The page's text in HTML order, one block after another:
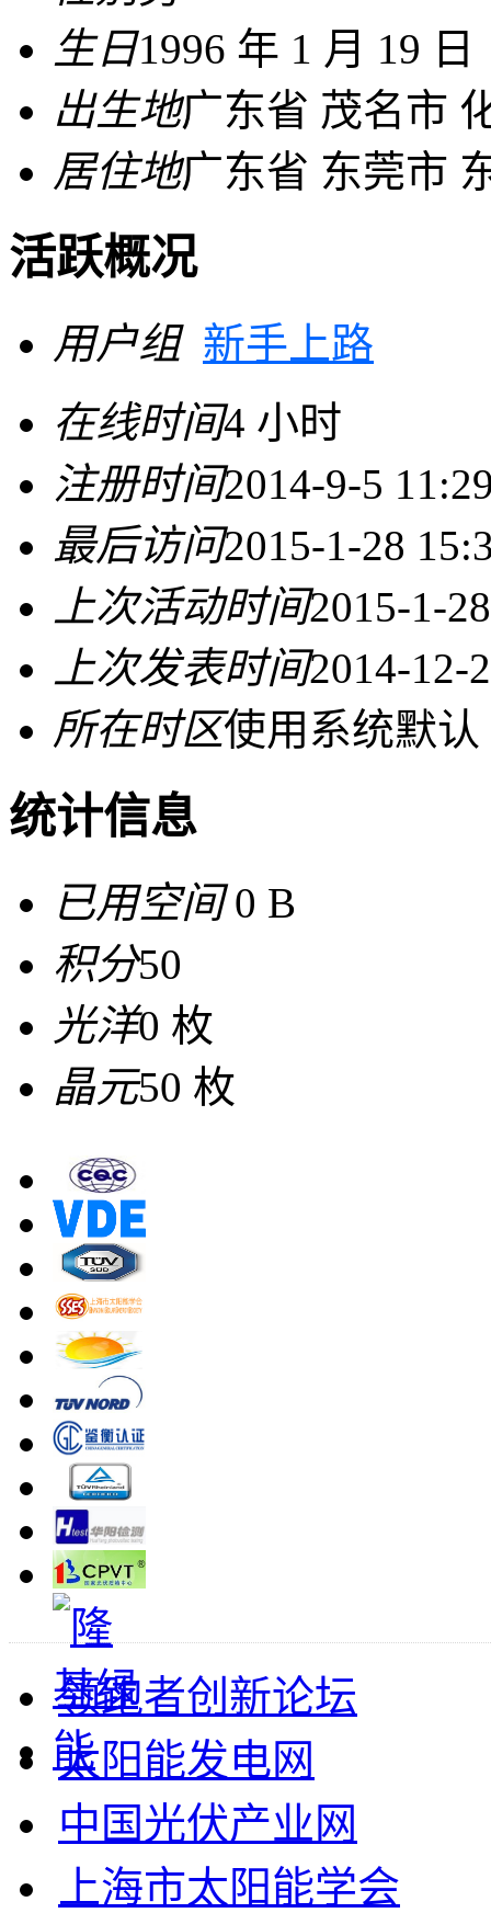
生日1996 年 1 月 19 日
出生地广东省 茂名市
居住地广东省 东莞市
活跃概况
用户组 新手上路
在线时间4 小时
注册时间2014-9-5
最后访问2015-1-28
上次活动时间2015-1-
上次发表时间2014-12-
所在时区使用系统默认
统计信息
已用空间0 B
积分50
光洋0 枚
晶元50 枚
领跑者创新论坛
太阳能发电网
中国光伏产业网
上海市太阳能学会